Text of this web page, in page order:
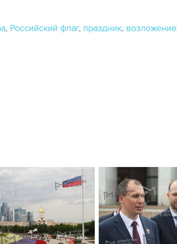
Российский флаг праздник возложение